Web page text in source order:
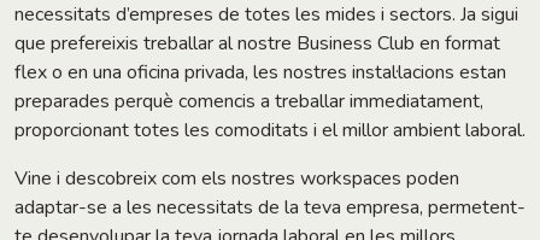
necessitats d’empreses de totes les mides i sectors. Ja sigui
que prefereixis treballar al nostre Business Club en format
flex o en una oficina privada, les nostres instal·lacions estan
preparades perquè comencis a treballar immediatament,
proporcionant totes les comoditats i el millor ambient laboral.
Vine i descobreix com els nostres workspaces poden
adaptar-se a les necessitats de la teva empresa, permetent-